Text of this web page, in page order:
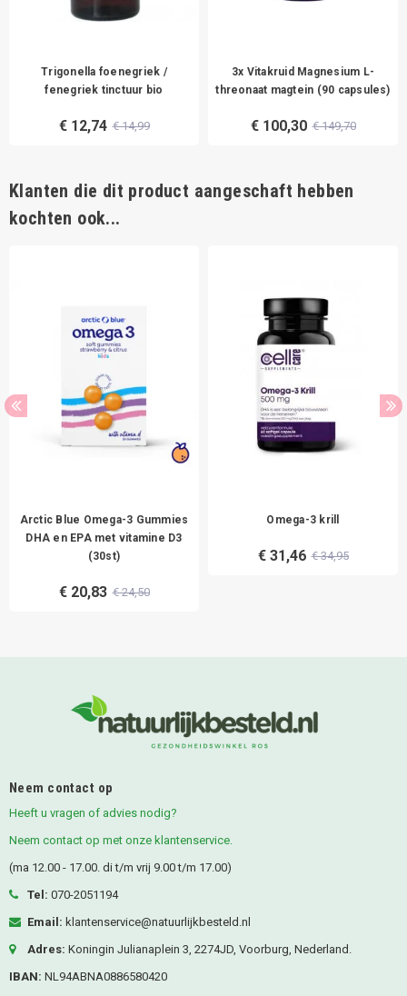
Trigonella foenegriek /
fenegriek tinctuur bio
€ 12,74 € 14,99
3x Vitakruid Magnesium L-
threonaat magtein (90 capsules)
€ 100,30 € 149,70
Klanten die dit product aangeschaft hebben
kochten ook...
Arctic Blue Omega-3 Gummies
DHA en EPA met vitamine D3
(30st)
€ 20,83 € 24,50
Omega-3 krill
€ 31,46 € 34,95
Neem contact op
Heeft u vragen of advies nodig?
Neem contact op met onze klantenservice.
(ma 12.00 - 17.00. di t/m vrij 9.00 t/m 17.00)
Tel: 070-2051194
Email: klantenservice@natuurlijkbesteld.nl
Adres: Koningin Julianaplein 3, 2274JD, Voorburg, Nederland.
IBAN: NL94ABNA0886580420